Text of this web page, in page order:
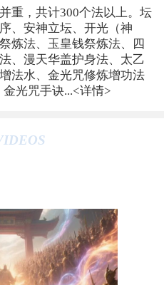
重，共计300个法以上。坛
、安神立坛、开光（神
炼法、玉皇钱祭炼法、四
、漫天华盖护身法、太乙
法水、金光咒修炼增功法
金光咒手诀...<详情>